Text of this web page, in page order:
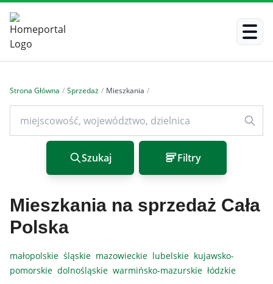
Strona Główna / Sprzedaż / Mieszkania /
Szukaj Filtry
Mieszkania na sprzedaż Cała
Polska
małopolskie śląskie mazowieckie lubelskie kujawsko-
pomorskie dolnośląskie warmińsko-mazurskie łódzkie